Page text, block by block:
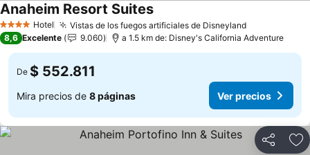
4 EstrellasHotel Vistas de los fuegos artificiales de Disneyland
Anaheim Resort Suites
8,6 Excelente 9.060 a 1.5 km de: Disney's California Adventure
De $ 552.811
Mira precios de 8 páginas Ver precios
Compartir